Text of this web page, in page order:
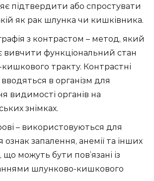
підтвердити або спростувати
як рак шлунка чи кишківника.
з контрастом – метод, який
вивчити функціональний стан
тракту. Контрастні
в організм для
видимості органів на
знімках.
– використовуються для
запалення, анемії та інших
можуть бути пов’язані із
шлунково-кишкового